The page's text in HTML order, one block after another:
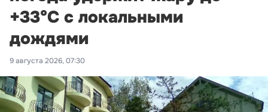
+33°С с локальными
дождями
9 августа 2026, 07:30